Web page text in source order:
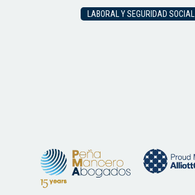
LABORAL Y SEGURIDAD SOCIAL